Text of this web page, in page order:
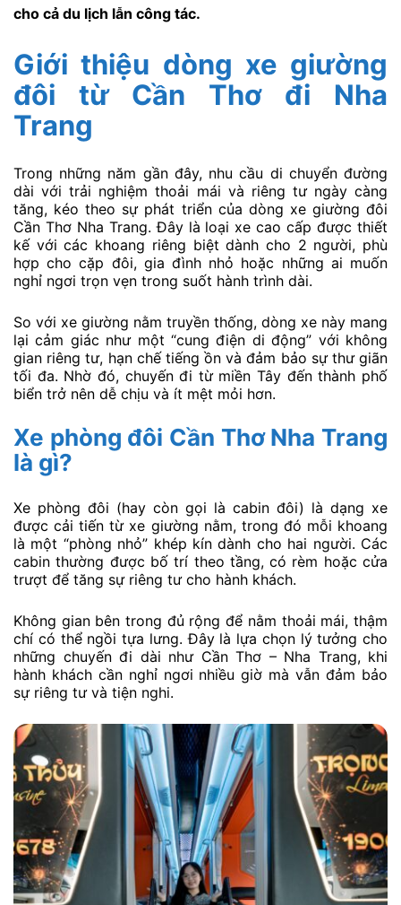
cho cả du lịch lẫn công tác.
Giới thiệu dòng xe giường
đôi từ Cần Thơ đi Nha
Trang
Trong những năm gần đây, nhu cầu di chuyển đường
dài với trải nghiệm thoải mái và riêng tư ngày càng
tăng, kéo theo sự phát triển của dòng xe giường đôi
Cần Thơ Nha Trang. Đây là loại xe cao cấp được thiết
kế với các khoang riêng biệt dành cho 2 người, phù
hợp cho cặp đôi, gia đình nhỏ hoặc những ai muốn
nghỉ ngơi trọn vẹn trong suốt hành trình dài.
So với xe giường nằm truyền thống, dòng xe này mang
lại cảm giác như một “cung điện di động” với không
gian riêng tư, hạn chế tiếng ồn và đảm bảo sự thư giãn
tối đa. Nhờ đó, chuyến đi từ miền Tây đến thành phố
biển trở nên dễ chịu và ít mệt mỏi hơn.
Xe phòng đôi Cần Thơ Nha Trang
là gì?
Xe phòng đôi (hay còn gọi là cabin đôi) là dạng xe
được cải tiến từ xe giường nằm, trong đó mỗi khoang
là một “phòng nhỏ” khép kín dành cho hai người. Các
cabin thường được bố trí theo tầng, có rèm hoặc cửa
trượt để tăng sự riêng tư cho hành khách.
Không gian bên trong đủ rộng để nằm thoải mái, thậm
chí có thể ngồi tựa lưng. Đây là lựa chọn lý tưởng cho
những chuyến đi dài như Cần Thơ – Nha Trang, khi
hành khách cần nghỉ ngơi nhiều giờ mà vẫn đảm bảo
sự riêng tư và tiện nghi.